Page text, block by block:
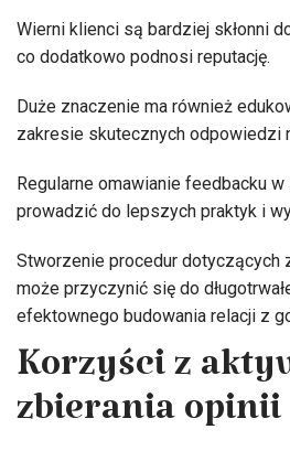
Wierni klienci są bardziej skłonni
co dodatkowo podnosi reputację.
Duże znaczenie ma również
zakresie skutecznych odpowiedzi
Regularne omawianie feedbacku
prowadzić do lepszych praktyk i
Stworzenie procedur dotyczących
może przyczynić się do
efektownego budowania relacji z
Korzyści z
zbierania opinii